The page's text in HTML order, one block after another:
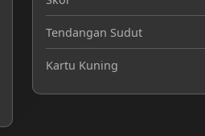
Tendangan Sudut
Kartu Kuning